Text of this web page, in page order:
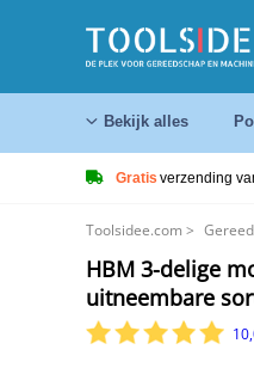
Bekijk alles
Gratis verzending
Toolsidee.com >
HBM 3-delige
uitneembare